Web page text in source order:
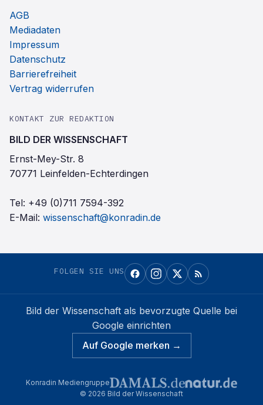
AGB
Mediadaten
Impressum
Datenschutz
Barrierefreiheit
Vertrag widerrufen
KONTAKT ZUR REDAKTION
BILD DER WISSENSCHAFT
Ernst-Mey-Str. 8
70771 Leinfelden-Echterdingen
Tel: +49 (0)711 7594-392
E-Mail: wissenschaft@konradin.de
FOLGEN SIE UNS
Bild der Wissenschaft als bevorzugte Quelle bei
Google einrichten
Auf Google merken →
Konradin Mediengruppe
© 2026 Bild der Wissenschaft